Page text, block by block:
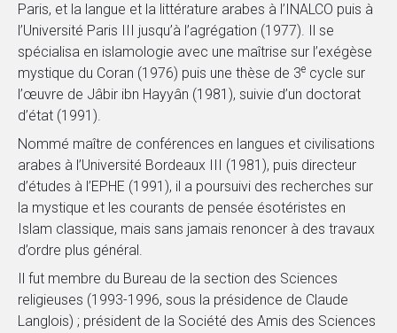
Paris, et la langue et la littérature arabes à l’INALCO puis à
l’Université Paris III jusqu’à l’agrégation (1977). Il se
spécialisa en islamologie avec une maîtrise sur l’exégèse
mystique du Coran (1976) puis une thèse de 3e cycle sur
l’œuvre de Jâbir ibn Hayyân (1981), suivie d’un doctorat
d’état (1991).
Nommé maître de conférences en langues et civilisations
arabes à l’Université Bordeaux III (1981), puis directeur
d’études à l’EPHE (1991), il a poursuivi des recherches sur
la mystique et les courants de pensée ésotéristes en
Islam classique, mais sans jamais renoncer à des travaux
d’ordre plus général.
Il fut membre du Bureau de la section des Sciences
religieuses (1993-1996, sous la présidence de Claude
Langlois) ; président de la Société des Amis des Sciences